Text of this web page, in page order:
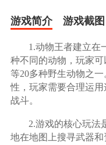
游戏简介 游戏截图
1.动物王者建立在
种不同的动物，玩家
等20多种野生动物之
性，玩家需要合理运
战斗。
2.游戏的核心玩法
地在地图上搜寻武器